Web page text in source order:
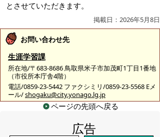
とさせていただきます。
掲載日：2026年5月8日
お問い合わせ先
生涯学習課
所在地/〒683-8686 鳥取県米子市加茂町1丁目1番地
（市役所本庁舎4階）
電話/0859-23-5442 ファクシミリ/0859-23-5568 Eメ
ール/shogaku@city.yonago.lg.jp
ページの先頭へ戻る
広告